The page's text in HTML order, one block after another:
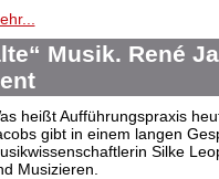
Musik. René
heißt Aufführungspraxis
gibt in einem langen
Silke
Musizieren.